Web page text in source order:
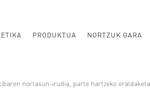
PRODUKTUA NORTZUK GARA
nortasun-irudia, parte hartzeko eraldaketa